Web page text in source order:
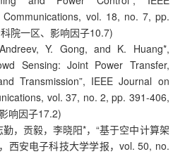
vol. 18, no. 7, pp.
院一区、影响因子10.7)
Y. Gong, and K. Huang*,
Sensing: Joint Power Transfer,
Transmission”, IEEE Journal on
vol. 37, no. 2, pp. 391-406,
响因子17.2)
，贡毅，李晓阳*，“基于空中计算架
西安电子科技大学学报，vol. 50, no.